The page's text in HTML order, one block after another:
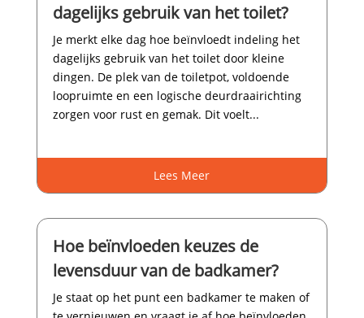
dagelijks gebruik van het toilet?
Je merkt elke dag hoe beïnvloedt indeling het
dagelijks gebruik van het toilet door kleine
dingen.​ De plek van de toiletpot, voldoende
loopruimte en een logische deurdraairichting
zorgen voor rust en gemak.​ Dit voelt...
Lees Meer
Hoe beïnvloeden keuzes de
levensduur van de badkamer?
Je staat op het punt een badkamer te maken of